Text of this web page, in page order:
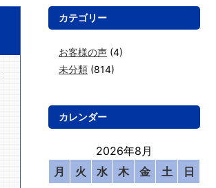
カテゴリー
お客様の声 (4)
未分類 (814)
カレンダー
2026年8月
月
火 水 木 金 土
日